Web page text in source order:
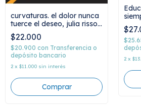
curvaturas. el dolor nunca
tuerce el deseo, julia risso
villani
$22.000
$20.900 con Transferencia o
depósito bancario
2 x $11.000 sin interés
2 x